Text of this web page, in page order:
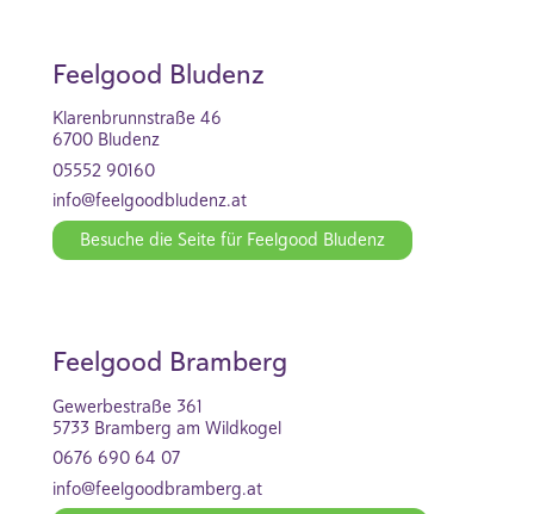
Feelgood Bludenz
Klarenbrunnstraße 46
6700 Bludenz
05552 90160
info@feelgoodbludenz.at
Besuche die Seite für Feelgood Bludenz
Feelgood Bramberg
Gewerbestraße 361
5733 Bramberg am Wildkogel
0676 690 64 07
info@feelgoodbramberg.at